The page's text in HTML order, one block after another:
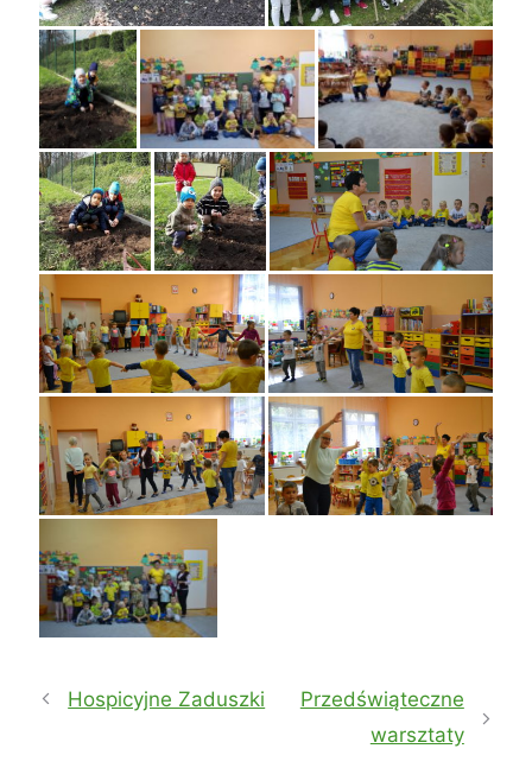
Hospicyjne Zaduszki
Przedświąteczne
warsztaty